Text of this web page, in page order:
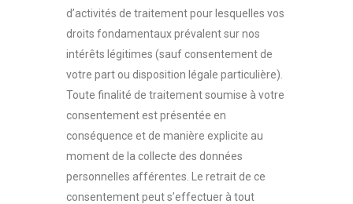
d’activités de traitement pour lesquelles vos
droits fondamentaux prévalent sur nos
intérêts légitimes (sauf consentement de
votre part ou disposition légale particulière).
Toute finalité de traitement soumise à votre
consentement est présentée en
conséquence et de manière explicite au
moment de la collecte des données
personnelles afférentes. Le retrait de ce
consentement peut s’effectuer à tout